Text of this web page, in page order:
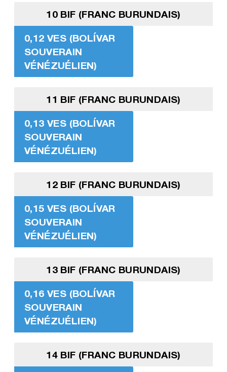
10 BIF (FRANC BURUNDAIS)
0,12 VES (BOLÍVAR
SOUVERAIN
VÉNÉZUÉLIEN)
11 BIF (FRANC BURUNDAIS)
0,13 VES (BOLÍVAR
SOUVERAIN
VÉNÉZUÉLIEN)
12 BIF (FRANC BURUNDAIS)
0,15 VES (BOLÍVAR
SOUVERAIN
VÉNÉZUÉLIEN)
13 BIF (FRANC BURUNDAIS)
0,16 VES (BOLÍVAR
SOUVERAIN
VÉNÉZUÉLIEN)
14 BIF (FRANC BURUNDAIS)